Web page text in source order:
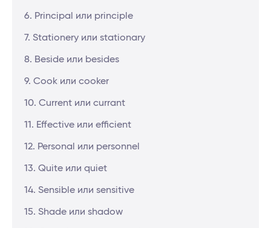
6. Principal или principle
7. Stationery или stationary
8. Beside или besides
9. Cook или cooker
10. Current или currant
11. Effective или efficient
12. Personal или personnel
13. Quite или quiet
14. Sensible или sensitive
15. Shade или shadow